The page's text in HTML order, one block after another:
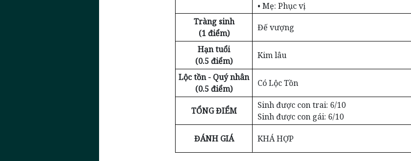
• Mẹ: Phục vị
Tràng sinh
(1 điểm)
Đế vượng
Hạn tuổi
(0.5 điểm)
Kim lâu
Lộc tồn - Quý nhân
(0.5 điểm)
Có Lộc Tồn
TỔNG ĐIỂM
Sinh được con trai: 6/10
Sinh được con gái: 6/10
ĐÁNH GIÁ KHÁ HỢP